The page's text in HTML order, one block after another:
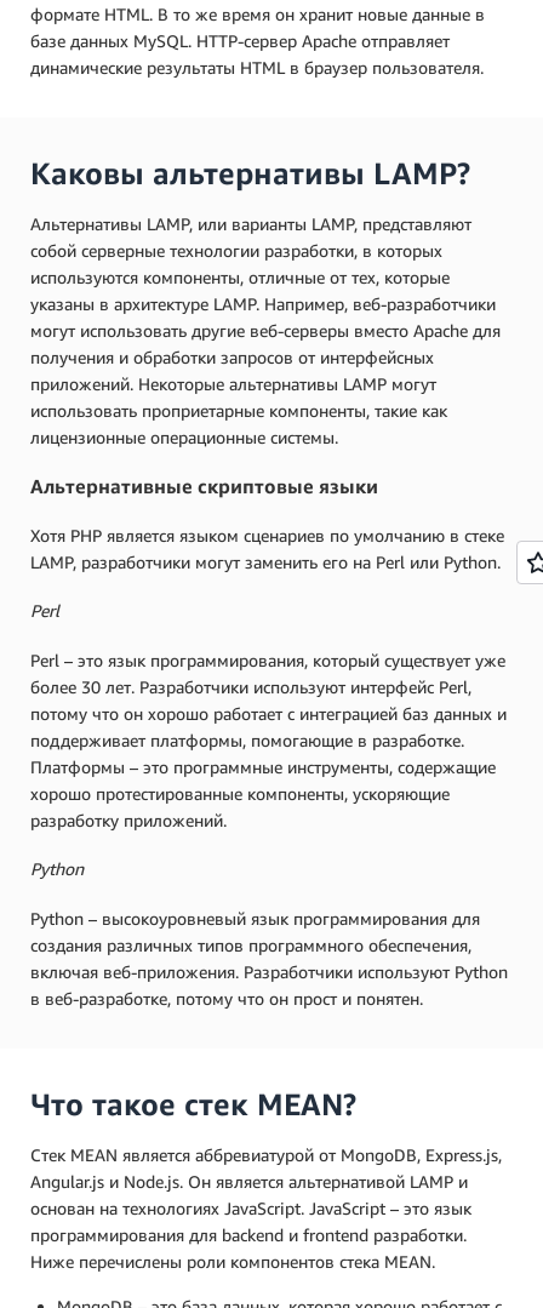
формате HTML. В то же время он хранит новые данные в
базе данных MySQL. HTTP-сервер Apache отправляет
динамические результаты HTML в браузер пользователя.
Каковы альтернативы LAMP?
Альтернативы LAMP, или варианты LAMP, представляют
собой серверные технологии разработки, в которых
используются компоненты, отличные от тех, которые
указаны в архитектуре LAMP. Например, веб-разработчики
могут использовать другие веб-серверы вместо Apache для
получения и обработки запросов от интерфейсных
приложений. Некоторые альтернативы LAMP могут
использовать проприетарные компоненты, такие как
лицензионные операционные системы.
Альтернативные скриптовые языки
Хотя PHP является языком сценариев по умолчанию в стеке
LAMP, разработчики могут заменить его на Perl или Python.
Perl
Perl – это язык программирования, который существует уже
более 30 лет. Разработчики используют интерфейс Perl,
потому что он хорошо работает с интеграцией баз данных и
поддерживает платформы, помогающие в разработке.
Платформы – это программные инструменты, содержащие
хорошо протестированные компоненты, ускоряющие
разработку приложений.
Python
Python – высокоуровневый язык программирования для
создания различных типов программного обеспечения,
включая веб-приложения. Разработчики используют Python
в веб-разработке, потому что он прост и понятен.
Что такое стек MEAN?
Стек MEAN является аббревиатурой от MongoDB, Express.js,
Angular.js и Node.js. Он является альтернативой LAMP и
основан на технологиях JavaScript. JavaScript – это язык
программирования для backend и frontend разработки.
Ниже перечислены роли компонентов стека MEAN.